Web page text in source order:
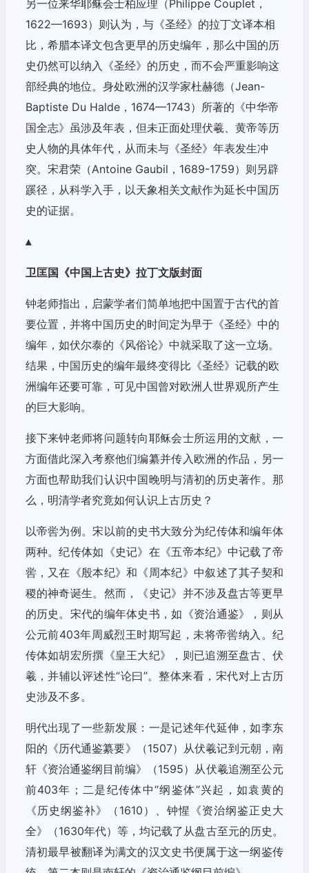
另一位来华耶稣会士柏应理（Philippe Couplet，
1622—1693）则认为，与《圣经》的拉丁文译本相
比，希腊本译文包含更早的历史编年，那么中国的历
史仍然可以纳入《圣经》的历史，而不会严重影响这
部经典的地位。身处欧洲的汉学家杜赫德（Jean-
Baptiste Du Halde，1674—1743）所著的《中华帝
国全志》虽涉及年表，但未正面处理伏羲、黄帝等历
史人物的具体年代，从而未与《圣经》年表发生冲
突。宋君荣（Antoine Gaubil，1689-1759）则另辟
蹊径，从科学入手，以天象相关文献作为延长中国历
史的证据。
▴
卫匡国《中国上古史》拉丁文版封面
钟老师指出，启蒙学者们简单地把中国置于古代的首
要位置，并将中国历史的时间定为早于《圣经》中的
编年，如伏尔泰的《风俗论》中就采取了这一立场。
结果，中国历史的编年最终变得比《圣经》记载的欧
洲编年还要可靠，可见中国曾对欧洲人世界观所产生
的巨大影响。
接下来钟老师将问题转向耶稣会士所运用的文献，一
方面借此深入考察他们编纂并传入欧洲的作品，另一
方面也帮助我们认识中国晚明与清初的历史著作。那
么，明清学者究竟如何认识上古历史？
以帝喾为例。宋以前的史书大致分为纪传体和编年体
两种。纪传体如《史记》在《五帝本纪》中记载了帝
喾，又在《殷本纪》和《周本纪》中叙述了其子契和
稷的神奇诞生。然而，《史记》并不涉及盘古等更早
的历史。宋代的编年体史书，如《资治通鉴》，则从
公元前403年周威烈王时期写起，未将帝喾纳入。纪
传体如胡宏所撰《皇王大纪》，则已追溯至盘古、伏
羲，并辅以评述性“论曰”。整体来看，宋代对上古历
史涉及不多。
明代出现了一些新发展：一是记述年代延伸，如李东
阳的《历代通鉴纂要》（1507）从伏羲记到元朝，南
轩《资治通鉴纲目前编》（1595）从伏羲追溯至公元
前403年；二是纪传体中“纲鉴体”兴起，如袁黄的
《历史纲鉴补》（1610）、钟惺《资治纲鉴正史大
全》（1630年代）等，均记载了从盘古至元的历史。
清初最早被翻译为满文的汉文史书便属于这一纲鉴传